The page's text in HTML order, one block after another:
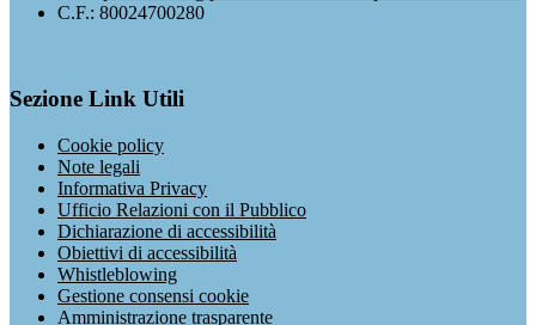
C.F.: 80024700280
Sezione Link Utili
Cookie policy
Note legali
Informativa Privacy
Ufficio Relazioni con il Pubblico
Dichiarazione di accessibilità
Obiettivi di accessibilità
Whistleblowing
Gestione consensi cookie
Amministrazione trasparente